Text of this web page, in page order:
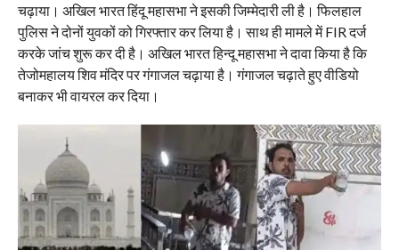
चढ़ाया। अखिल भारत हिंदू महासभा ने इसकी जिम्मेदारी ली है। फिलहाल
पुलिस ने दोनों युवकों को गिरफ्तार कर लिया है। साथ ही मामले में FIR दर्ज
करके जांच शुरू कर दी है। अखिल भारत हिन्दू महासभा ने दावा किया है कि
तेजोमहालय शिव मंदिर पर गंगाजल चढ़ाया है। गंगाजल चढ़ाते हुए वीडियो
बनाकर भी वायरल कर दिया।